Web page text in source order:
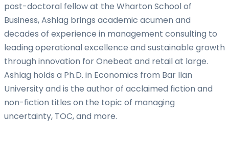
post-doctoral fellow at the Wharton School of
Business, Ashlag brings academic acumen and
decades of experience in management consulting to
leading operational excellence and sustainable growth
through innovation for Onebeat and retail at large.
Ashlag holds a Ph.D. in Economics from Bar Ilan
University and is the author of acclaimed fiction and
non-fiction titles on the topic of managing
uncertainty, TOC, and more.